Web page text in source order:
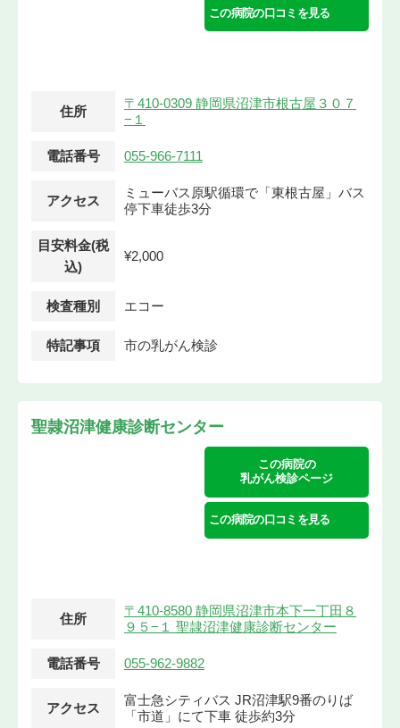
この病院の口コミを見る
住所
〒410-0309 静岡県沼津市根古屋３０７
−１
電話番号 055-966-7111
アクセス
ミューバス原駅循環で「東根古屋」バス
停下車徒歩3分
目安料金(税
込)
¥2,000
検査種別 エコー
特記事項 市の乳がん検診
聖隷沼津健康診断センター
この病院の
乳がん検診ページ
この病院の口コミを見る
住所
〒410-8580 静岡県沼津市本下一丁田８
９５−１ 聖隷沼津健康診断センター
電話番号 055-962-9882
アクセス
富士急シティバス JR沼津駅9番のりば
「市道」にて下車 徒歩約3分